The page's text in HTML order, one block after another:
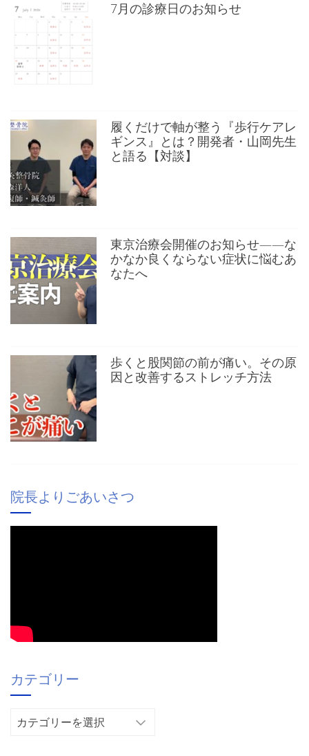
7月の診療日のお知らせ
履くだけで軸が整う『歩行ケアレ
ギンス』とは？開発者・山岡先生
と語る【対談】
東京治療会開催のお知らせ——な
かなか良くならない症状に悩むあ
なたへ
歩くと股関節の前が痛い。その原
因と改善するストレッチ方法
院長よりごあいさつ
カテゴリー